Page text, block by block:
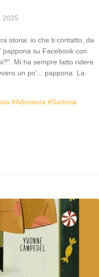
2025
storia: io che ti contatto, da
su Facebook con
Mi ha sempre fatto ridere
un po'... pappona. La
#admaiora #sartoria